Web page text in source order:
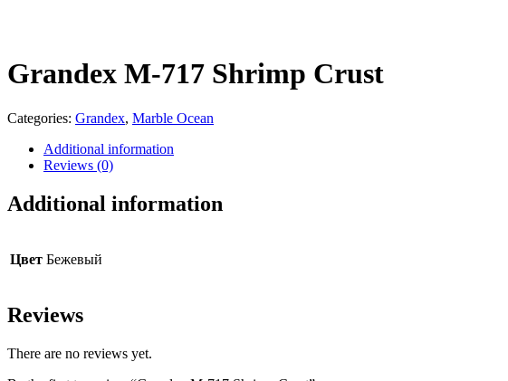
Grandex M-717 Shrimp Crust
Categories: Grandex, Marble Ocean
Additional information
Reviews (0)
Additional information
Цвет Бежевый
Reviews
There are no reviews yet.